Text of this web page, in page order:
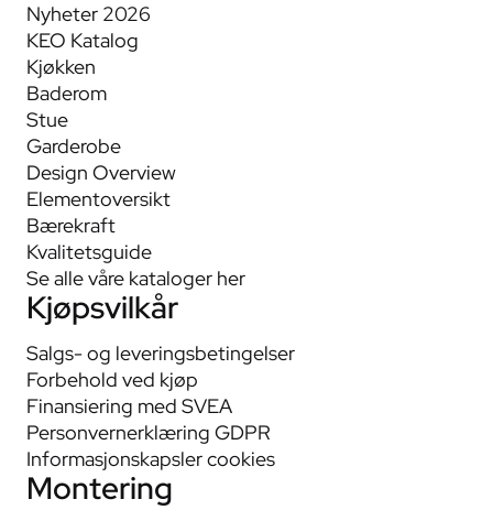
Nyheter 2026
KEO Katalog
Kjøkken
Baderom
Stue
Garderobe
Design Overview
Elementoversikt
Bærekraft
Kvalitetsguide
Se alle våre kataloger her
Kjøpsvilkår
Salgs- og leveringsbetingelser
Forbehold ved kjøp
Finansiering med SVEA
Personvernerklæring GDPR
Informasjonskapsler cookies
Montering